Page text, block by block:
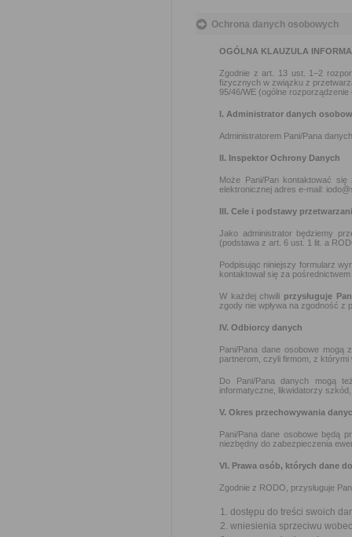
Ochrona danych osobowych
OGÓLNA KLAUZULA
Zgodnie z art. 13 ust. 1−2
fizycznych w związku z
95/46/WE (ogólne
I. Administrator danych
Administratorem Pani/Pana
II. Inspektor Ochrony Danych
Może Pani/Pan kontaktować
elektronicznej adres e-mail:
III. Cele i podstawy
Jako administrator będziemy
(podstawa z art. 6 ust. 1 lit. a
Podpisując niniejszy formularz
kontaktował się za
W każdej chwili przysługuje
zgody nie wpływa na zgodność z
IV. Odbiorcy danych
Pani/Pana dane osobowe mogą
partnerom, czyli firmom, z którymi
Do Pani/Pana danych mogą
informatyczne, likwidatorzy
V. Okres przechowywania
Pani/Pana dane osobowe będą
niezbędny do zabezpieczenia
VI. Prawa osób, których dane
Zgodnie z RODO, przysługuje
dostępu do treści swoich
wniesienia sprzeciwu